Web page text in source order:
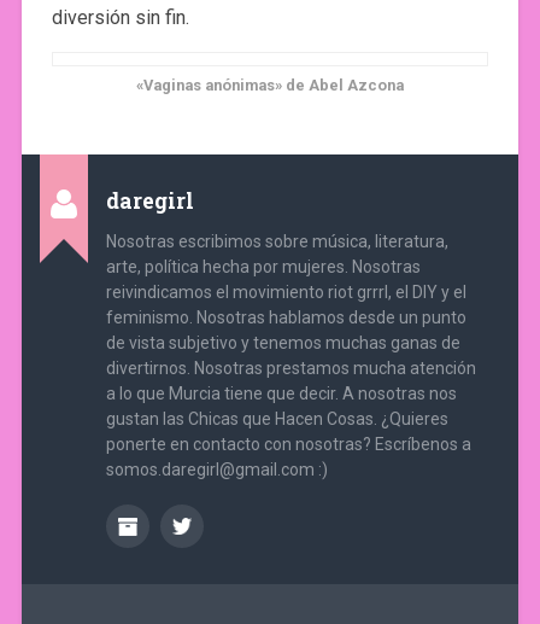
diversión sin fin.
«Vaginas anónimas» de Abel Azcona
daregirl
Nosotras escribimos sobre música, literatura,
arte, política hecha por mujeres. Nosotras
reivindicamos el movimiento riot grrrl, el DIY y el
feminismo. Nosotras hablamos desde un punto
de vista subjetivo y tenemos muchas ganas de
divertirnos. Nosotras prestamos mucha atención
a lo que Murcia tiene que decir. A nosotras nos
gustan las Chicas que Hacen Cosas. ¿Quieres
ponerte en contacto con nosotras? Escríbenos a
somos.daregirl@gmail.com :)